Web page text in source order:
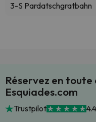
3-S Pardatschgratbahn
Réservez en
Esquiades.com
Trustpilot